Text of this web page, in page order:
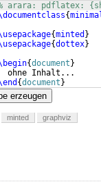
arara: pdflatex:
{
{minted }
{dottex}
{document }
ohne Inhalt...
{document }
erzeugen
minted graphviz